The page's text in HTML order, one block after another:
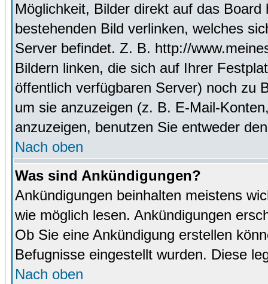
Möglichkeit, Bilder direkt auf das
bestehenden Bild verlinken, welches
Server befindet. Z. B. http://
Bildern linken, die sich auf Ihrer
öffentlich verfügbaren Server) noch zu
um sie anzuzeigen (z. B. E-Mail-
anzuzeigen, benutzen Sie entweder
Nach oben
Was sind Ankündigungen?
Ankündigungen beinhalten meistens
wie möglich lesen. Ankündigungen
Ob Sie eine Ankündigung erstellen
Befugnisse eingestellt wurden. Diese
Nach oben